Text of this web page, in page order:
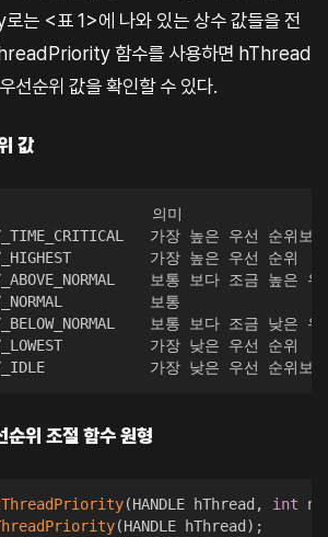
는 <표 1>에 나와 있는 상수 값들을 전
함수를 사용하면 hThread
선순위 값을 확인할 수 있다.
값
의미
가장 높은 우선 순위
장 높은 우선 순위
보통 보다 조금 높은
보통
보통 보다 조금 낮은
가장 낮은 우선 순위
가장 낮은 우선 순위보
순위 조절 함수 원형
(HANDLE hThread , int
(HANDLE hThread ) ;